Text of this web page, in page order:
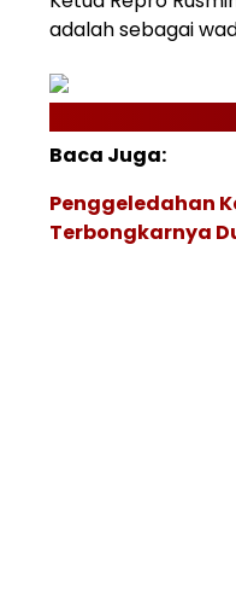
adalah sebagai
Baca Juga:
Penggeledahan
Terbongkarnya